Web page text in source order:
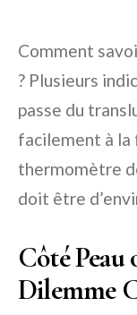
Comment
? Plusieurs
passe du
facilement à la
thermomètre
doit être
Côté Peau
Dilemme